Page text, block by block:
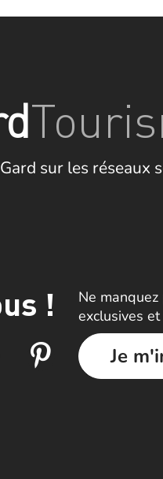
sur les réseaux
!
Ne
exclusives
Je